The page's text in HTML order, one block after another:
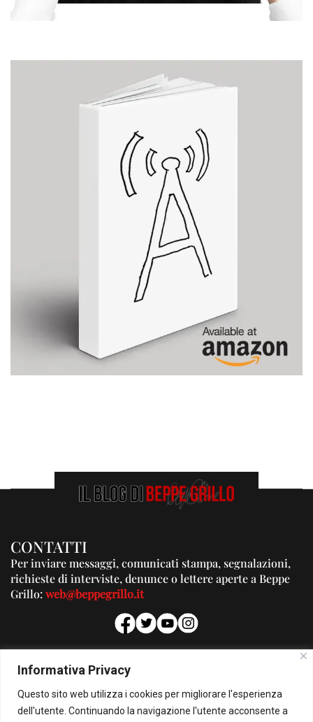
Informativa Privacy
Questo sito web utilizza i cookies per migliorare l'esperienza
dell'utente. Continuando la navigazione l'utente acconsente a
CONTATTI
Per inviare messaggi, comunicati stampa, segnalazioni,
richieste di interviste, denunce o lettere aperte a Beppe
Grillo:web@beppegrillo.it
PUBBLICITA'
Per la tua pubblicità su questo Blog:
pubblicita@beppegrillo.it